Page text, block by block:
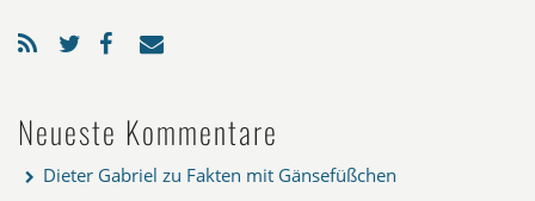
Neueste Kommentare
Dieter Gabriel zu Fakten mit Gänsefüßchen